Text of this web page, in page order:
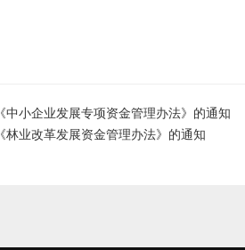
中小企业发展专项资金管理办法》的通知
林业改革发展资金管理办法》的通知